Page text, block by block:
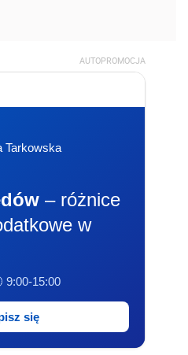
AUTOPROMOCJA
Tarkowska
– różnice
w
9:00-15:00
się